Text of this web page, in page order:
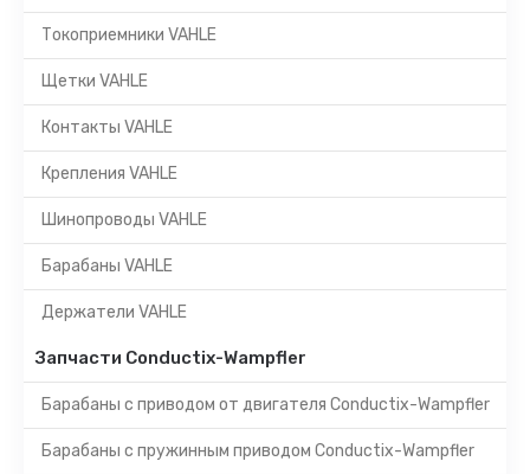
Токоприемники VAHLE
Щетки VAHLE
Контакты VAHLE
Крепления VAHLE
Шинопроводы VAHLE
Барабаны VAHLE
Держатели VAHLE
Запчасти Conductix-Wampfler
Барабаны с приводом от двигателя Conductix-Wampfler
Барабаны с пружинным приводом Conductix-Wampfler